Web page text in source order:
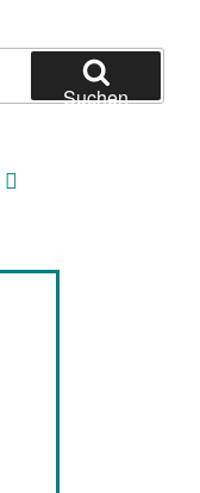
Suchen
goodreads